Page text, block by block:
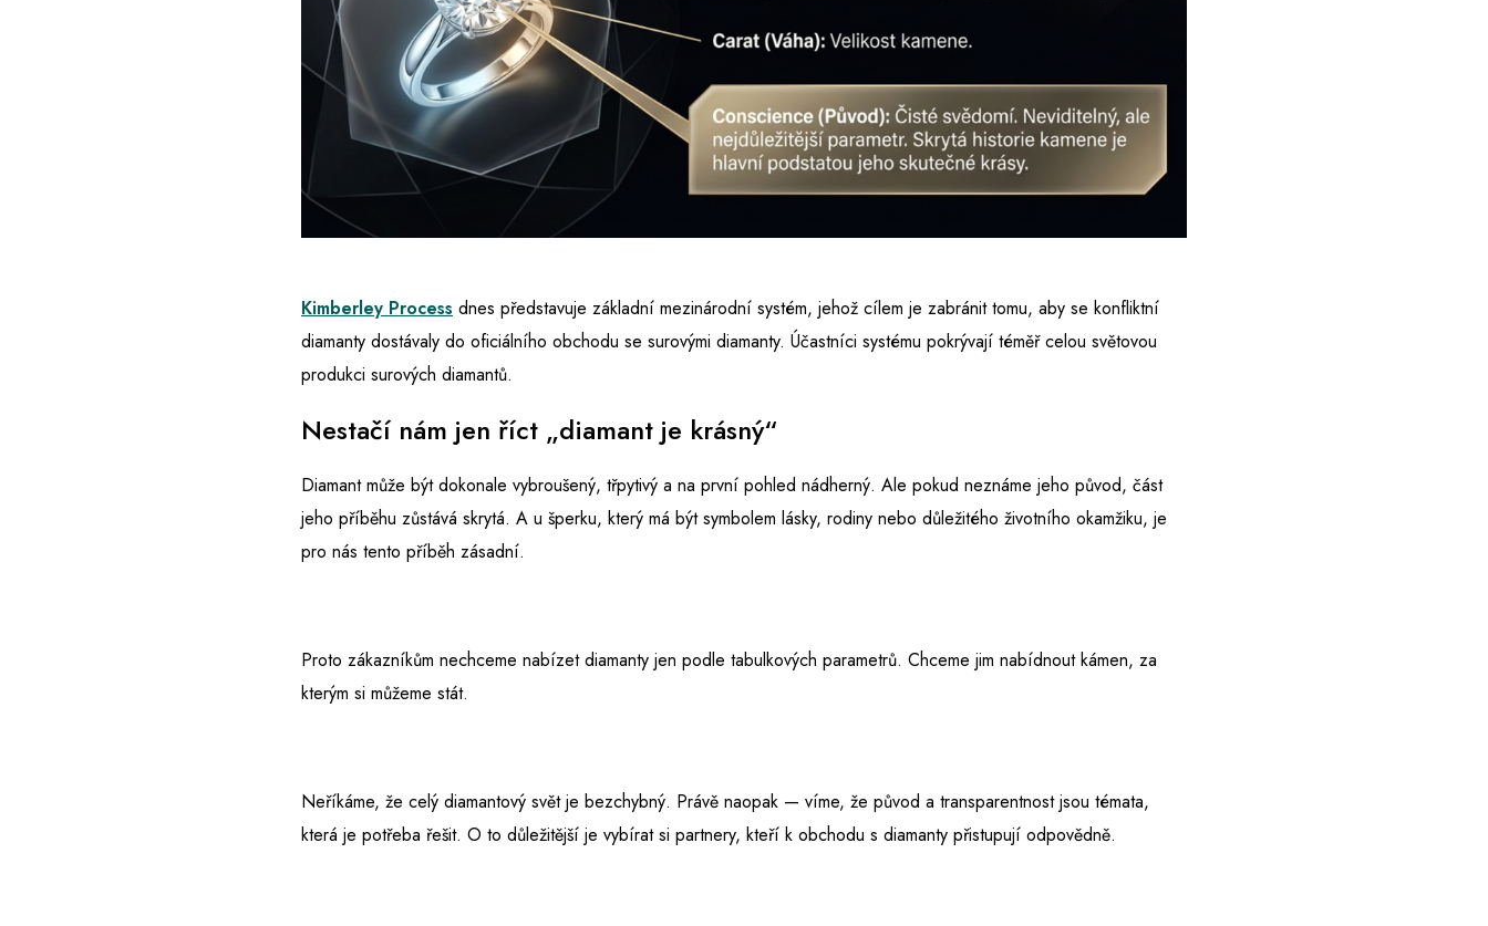
Kimberley Process dnes představuje základní mezinárodní systém, jehož cílem je zabránit tomu, aby se konfliktní
diamanty dostávaly do oficiálního obchodu se surovými diamanty. Účastníci systému pokrývají téměř celou světovou
produkci surových diamantů.
Nestačí nám jen říct „diamant je krásný“
Diamant může být dokonale vybroušený, třpytivý a na první pohled nádherný. Ale pokud neznáme jeho původ, část
jeho příběhu zůstává skrytá. A u šperku, který má být symbolem lásky, rodiny nebo důležitého životního okamžiku, je
pro nás tento příběh zásadní.
Proto zákazníkům nechceme nabízet diamanty jen podle tabulkových parametrů. Chceme jim nabídnout kámen, za
kterým si můžeme stát.
Neříkáme, že celý diamantový svět je bezchybný. Právě naopak — víme, že původ a transparentnost jsou témata,
která je potřeba řešit. O to důležitější je vybírat si partnery, kteří k obchodu s diamanty přistupují odpovědně.